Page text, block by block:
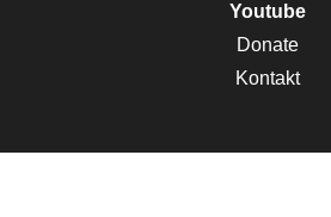
Youtube
Donate
Kontakt